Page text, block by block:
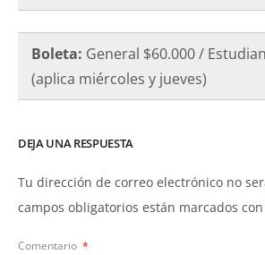
Boleta: General $60.000 /
(aplica miércoles y jueves)
DEJA UNA RESPUESTA
Tu dirección de correo electrónico no
campos obligatorios están marcados con
Comentario *